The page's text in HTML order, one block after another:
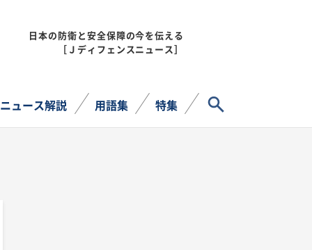
日本の防衛と安全保障の今を伝える
［Ｊディフェンスニュース］
ニュース解説 用語集 特集